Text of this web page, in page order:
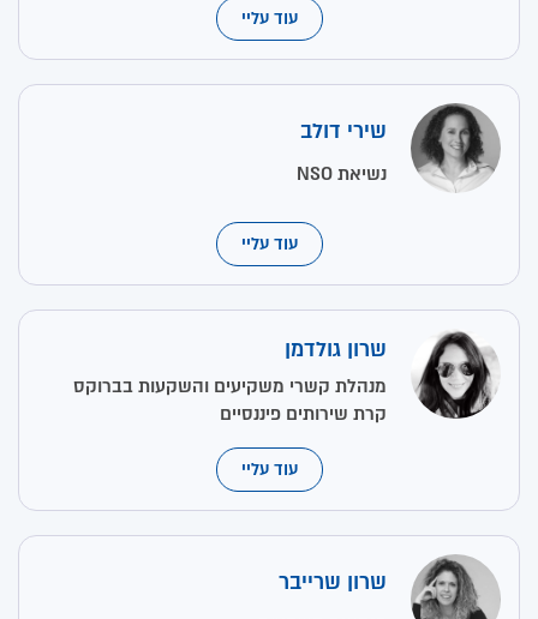
עוד עליי
שירי דולב
נשיאת NSO
עוד עליי
שרון גולדמן
מנהלת קשרי משקיעים והשקעות בברוקס
קרת שירותים פיננסיים
עוד עליי
שרון שרייבר